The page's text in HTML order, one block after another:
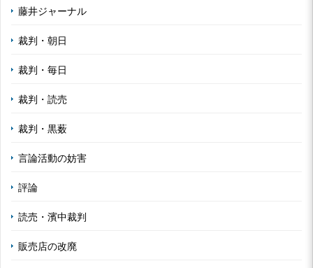
藤井ジャーナル
裁判・朝日
裁判・毎日
裁判・読売
裁判・黒薮
言論活動の妨害
評論
読売・濱中裁判
販売店の改廃